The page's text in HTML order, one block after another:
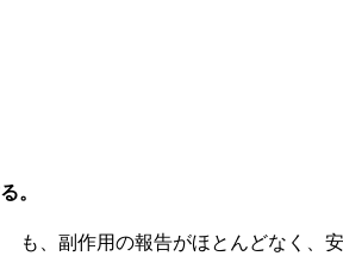
。
も、副作用の報告がほとんどなく、